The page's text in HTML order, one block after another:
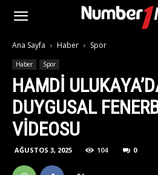
Ana Sayfa Haber Spor
Haber Spor
HAMDI
DUYGUSAL
VIDEOSU
AĞUSTOS 3, 2025 104 0